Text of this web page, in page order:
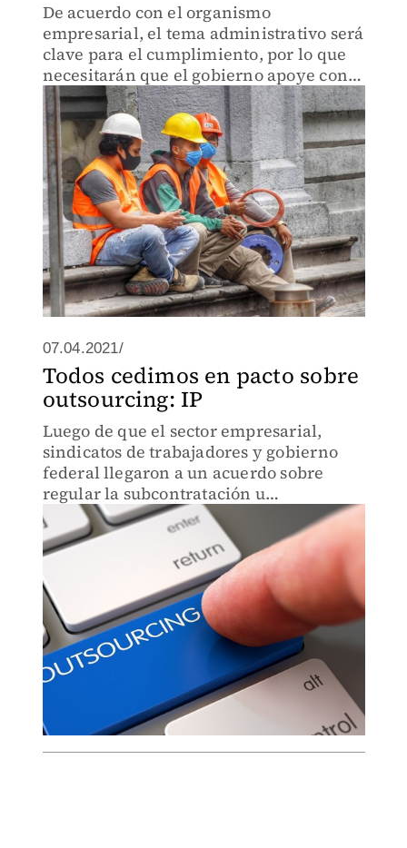
De acuerdo con el organismo
empresarial, el tema administrativo será
clave para el cumplimiento, por lo que
necesitarán que el gobierno apoye con
la reducción de tramitología.
07.04.2021/
Todos cedimos en pacto sobre
outsourcing: IP
Luego de que el sector empresarial,
sindicatos de trabajadores y gobierno
federal llegaron a un acuerdo sobre
regular la subcontratación u
outsourcing, la Confederación Patronal
de la República Mexicana (Coparmex)
dijo que para llegar a esto las tres